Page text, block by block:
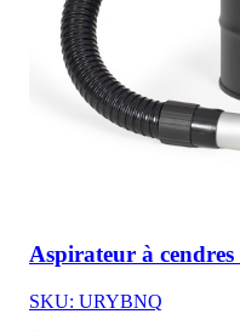
Aspirateur à cendres
SKU: URYBNQ